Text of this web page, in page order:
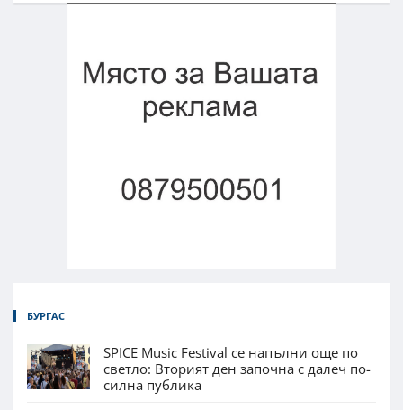
БУРГАС
SPICE Music Festival се напълни още по
светло: Вторият ден започна с далеч по-
силна публика